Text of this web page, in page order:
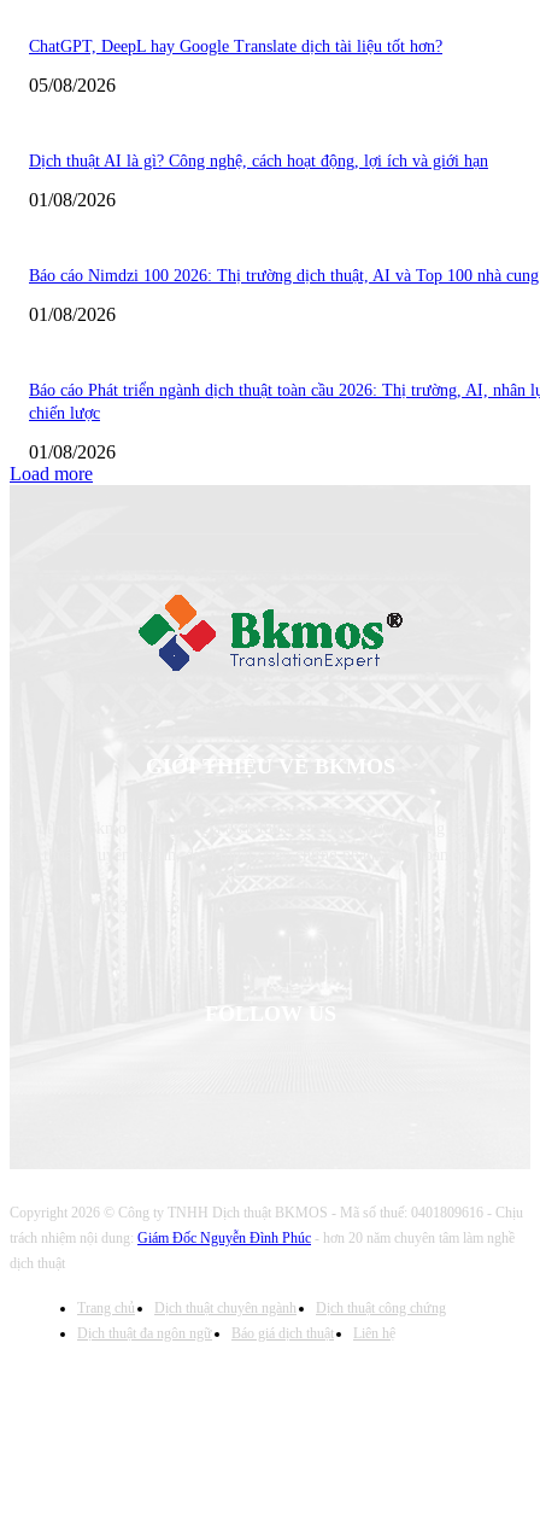
ChatGPT, DeepL hay Google Translate dịch tài liệu tốt hơn?
05/08/2026
Dịch thuật AI là gì? Công nghệ, cách hoạt động, lợi ích và giới hạn
01/08/2026
Báo cáo Nimdzi 100 2026: Thị trường dịch thuật, AI và Top 100 nhà cung
01/08/2026
Báo cáo Phát triển ngành dịch thuật toàn cầu 2026: Thị trường, AI, nhân
chiến lược
01/08/2026
Load more
GIỚI THIỆU VỀ BKMOS
FOLLOW US
Copyright 2026 © Công ty TNHH Dịch thuật BKMOS - Mã số thuế: 0401809616 - Chịu
trách nhiệm nội dung: Giám Đốc Nguyễn Đình Phúc - hơn 20 năm chuyên tâm làm nghề
dịch thuật
Trang chủ Dịch thuật chuyên ngành
Dịch thuật công chứng
Dịch thuật đa ngôn ngữ
Báo giá dịch thuật Liên hệ